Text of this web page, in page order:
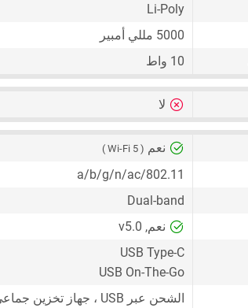
Li-Poly
5000 مللي أمبير
10 واط
لا
نعم ( Wi-Fi 5 )
802.11/a/b/g/n/ac
Dual-band
نعم, v5.0
USB Type-C
USB On-The-Go
الشحن عبر USB ، جهاز تخزين جماعي USB (UMS)